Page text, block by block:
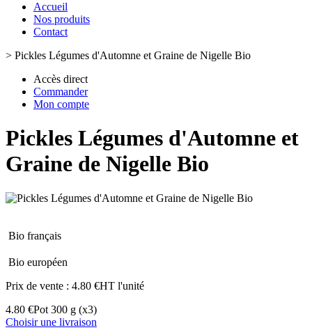
Accueil
Nos produits
Contact
> Pickles Légumes d'Automne et Graine de Nigelle Bio
Accès direct
Commander
Mon compte
Pickles Légumes d'Automne et
Graine de Nigelle Bio
Bio français
Bio européen
Prix de vente : 4.80 €HT l'unité
4.80 €Pot 300 g (x3)
Choisir une livraison